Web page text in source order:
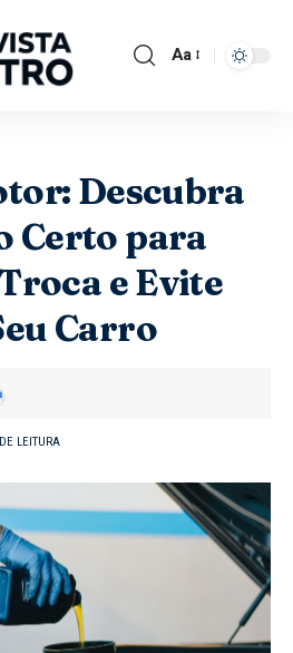
Aa
Descubra
Certo para
e Evite
Carro
LEITURA